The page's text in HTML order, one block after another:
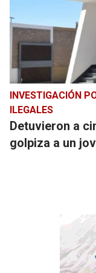
INVESTIGACIÓN
ILEGALES
Detuvieron a
golpiza a un